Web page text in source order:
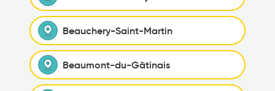
Beauchery-Saint-Martin
Beaumont-du-Gâtinais